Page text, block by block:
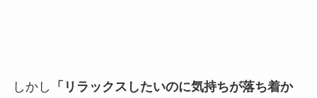
しかし
「リラックスしたいのに気持ちが落ち着か